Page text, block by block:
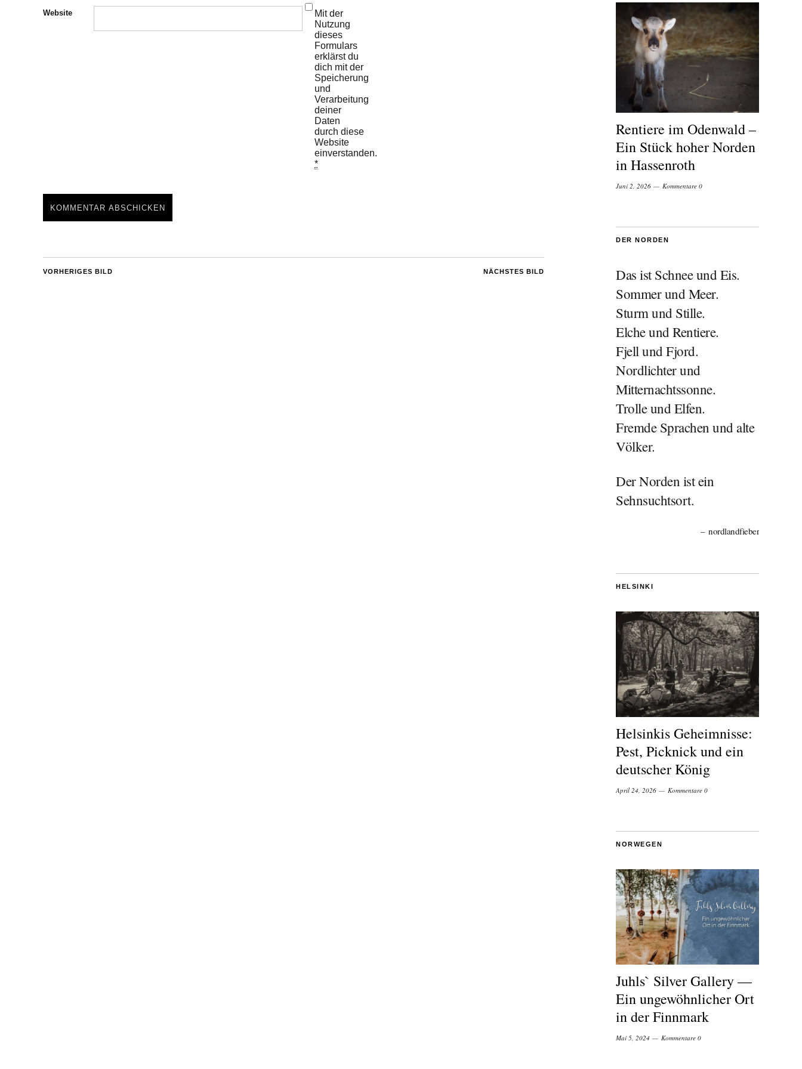
Website
Mit der
Nutzung
dieses
Formulars
erklärst du
dich mit der
Speicherung
und
Verarbeitung
deiner
Daten
durch diese
Website
einverstanden.
*
NÄCHSTES BILD
VORHERIGES BILD
Rentiere im Odenwald –
Ein Stück hoher Norden
in Hassenroth
Juni 2, 2026 Kommentare 0
DER NORDEN
Das ist Schnee und Eis.
Sommer und Meer.
Sturm und Stille.
Elche und Rentiere.
Fjell und Fjord.
Nordlichter und
Mitternachtssonne.
Trolle und Elfen.
Fremde Sprachen und alte
Völker.
Der Norden ist ein
Sehnsuchtsort.
nordlandfieber
HELSINKI
Helsinkis Geheimnisse:
Pest, Picknick und ein
deutscher König
April 24, 2026 Kommentare 0
NORWEGEN
Juhls` Silver Gallery —
Ein ungewöhnlicher Ort
in der Finnmark
Mai 5, 2024 Kommentare 0